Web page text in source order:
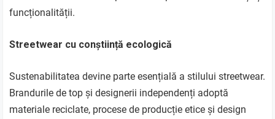
funcționalității.
Streetwear cu conștiință ecologică
Sustenabilitatea devine parte esențială a stilului streetwear.
Brandurile de top și designerii independenți adoptă
materiale reciclate, procese de producție etice și design